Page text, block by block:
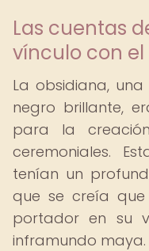
Las cuentas
vínculo con
La obsidiana,
negro brillante,
para la
ceremoniales.
tenían un
que se creía
portador en su
inframundo maya.